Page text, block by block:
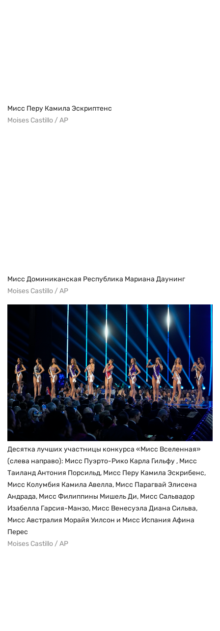
Мисс Перу Камила Эскриптенс
Moises Castillo / AP
Мисс Доминиканская Республика Мариана Даунинг
Moises Castillo / AP
Десятка лучших участницы конкурса «Мисс Вселенная»
(слева направо): Мисс Пуэрто-Рико Карла Гильфу , Мисс
Таиланд Антония Порсильд, Мисс Перу Камила Эскрибенс,
Мисс Колумбия Камила Авелла, Мисс Парагвай Элисена
Андрада, Мисс Филиппины Мишель Ди, Мисс Сальвадор
Изабелла Гарсия-Манзо, Мисс Венесуэла Диана Сильва,
Мисс Австралия Морайя Уилсон и Мисс Испания Афина
Перес
Moises Castillo / AP